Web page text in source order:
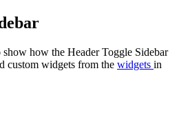
how the Header Toggle Sidebar
custom widgets from the widgets in